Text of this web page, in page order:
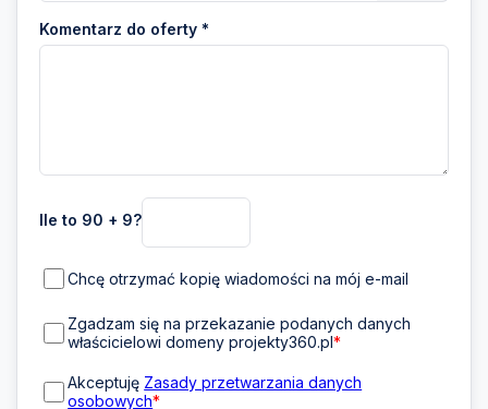
Komentarz do oferty *
Ile to 90 + 9?
Chcę otrzymać kopię wiadomości na mój e-mail
Zgadzam się na przekazanie podanych danych
właścicielowi domeny projekty360.pl*
Akceptuję Zasady przetwarzania danych
osobowych*